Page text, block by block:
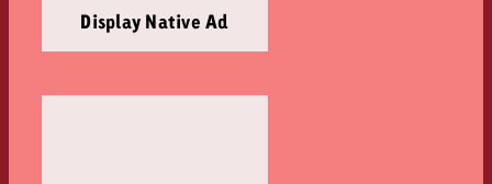
Display Native Ad